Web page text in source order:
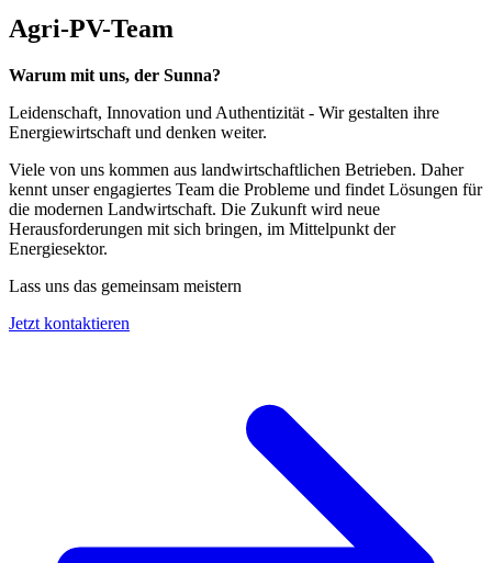
Agri-PV-Team
Warum mit uns, der Sunna?
Leidenschaft, Innovation und Authentizität - Wir gestalten ihre
Energiewirtschaft und denken weiter.
Viele von uns kommen aus landwirtschaftlichen Betrieben. Daher
kennt unser engagiertes Team die Probleme und findet Lösungen für
die modernen Landwirtschaft. Die Zukunft wird neue
Herausforderungen mit sich bringen, im Mittelpunkt der
Energiesektor.
Lass uns das gemeinsam meistern
Jetzt kontaktieren